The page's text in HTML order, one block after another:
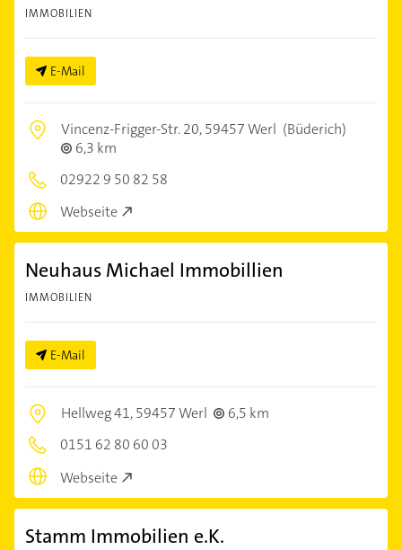
IMMOBILIEN
E-Mail
Vincenz-Frigger-Str. 20,59457 Werl (Büderich)
6,3 km
02922 9 50 82 58
Webseite
Neuhaus Michael Immobillien
IMMOBILIEN
E-Mail
Hellweg 41,59457 Werl
6,5 km
0151 62 80 60 03
Webseite
Stamm Immobilien e.K.